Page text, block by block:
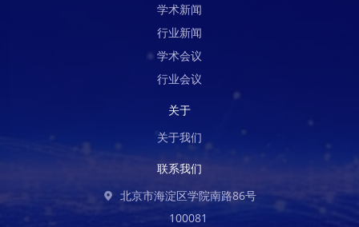
学术新闻
行业新闻
学术会议
行业会议
关于
关于我们
联系我们
北京市海淀区学院南路86号
100081